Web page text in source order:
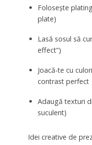
Folosește
plate)
Lasă sosul să
effect”)
Joacă-te cu
contrast perfect
Adaugă texturi
suculent)
Idei creative de